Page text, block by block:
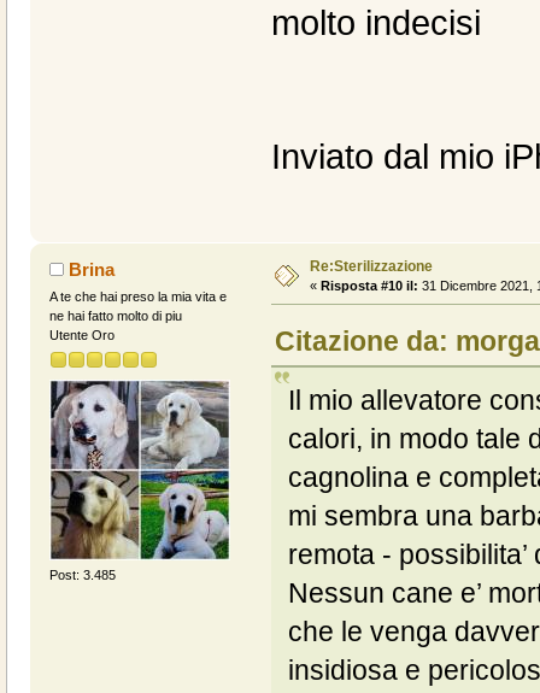
molto indecisi
Inviato dal mio
Brina
A te che hai preso la mia vita e
ne hai fatto molto di piu
Utente Oro
Post: 3.485
Re:Sterilizzazione
« Risposta #10 il: 31 Dicembre 2021,
Citazione da:
Il mio allevatore
calori, in modo tale
cagnolina e
mi sembra una
remota -
Nessun cane e’
che le venga
insidiosa e